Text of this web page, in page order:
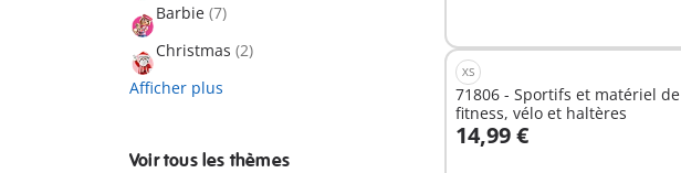
Barbie (7)
Christmas (2)
Afficher plus
Voir tous les thèmes
XS
71806 - Sportifs et matériel de
fitness, vélo et haltères
14,99 €
Au panier